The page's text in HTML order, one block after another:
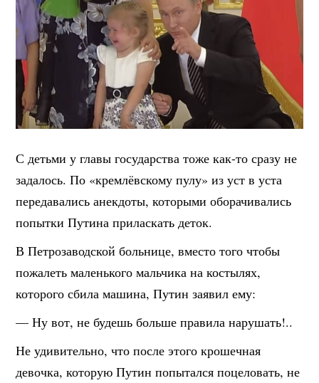
С детьми у главы государства тоже как-то сразу не
задалось. По «кремлёвскому пулу» из уст в уста
передавались анекдоты, которыми оборачивались
попытки Путина приласкать деток.
В Петрозаводской больнице, вместо того чтобы
пожалеть маленького мальчика на костылях,
которого сбила машина, Путин заявил ему:
— Ну вот, не будешь больше правила нарушать!..
Не удивительно, что после этого крошечная
девочка, которую Путин попытался поцеловать, не